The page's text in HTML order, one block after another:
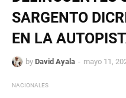
SARGENTO
EN LA
by David Ayala mayo 11,
NACIONALES